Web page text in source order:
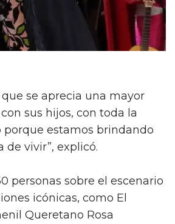
se aprecia una mayor
sus hijos, con toda la
porque estamos brindando
de vivir”, explicó.
personas sobre el escenario
icónicas, como El
Queretano Rosa